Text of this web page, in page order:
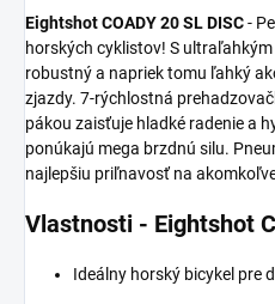
Eightshot COADY 20 SL DISC-
horských cyklistov! S
robustný a napriek tomu ľahký
zjazdy. 7-rýchlostná
pákou zaisťuje hladké radenie a
ponúkajú mega brzdnú silu.
najlepšiu priľnavosť na
Vlastnosti - Eightshot
Ideálny horský bicykel pre